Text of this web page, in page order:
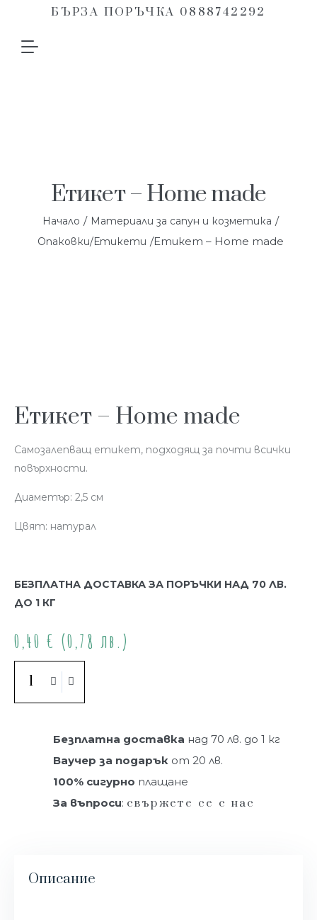
БЪРЗА ПОРЪЧКА 0888742292
Етикет – Home made
Начало / Материали за сапун и козметика /
Опаковки/Етикети /Етикет – Home made
Етикет – Home made
Самозалепващ етикет, подходящ за почти всички
повърхности.
Диаметър: 2,5 см
Цвят: натурал
БЕЗПЛАТНА ДОСТАВКА ЗА ПОРЪЧКИ НАД 70 ЛВ.
ДО 1 КГ
0,40 € (0,78 лв.)
Безплатна доставка над 70 лв. до 1 кг
Ваучер за подарък от 20 лв.
100% сигурно плащане
За въпроси: свържете се с нас
Описание